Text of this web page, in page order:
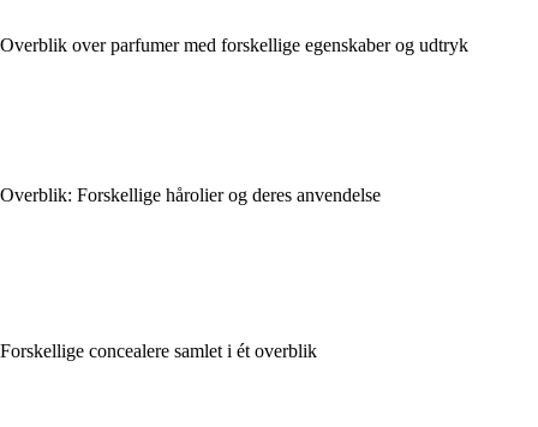
Overblik over parfumer med forskellige egenskaber og udtryk
Overblik: Forskellige hårolier og deres anvendelse
Forskellige concealere samlet i ét overblik